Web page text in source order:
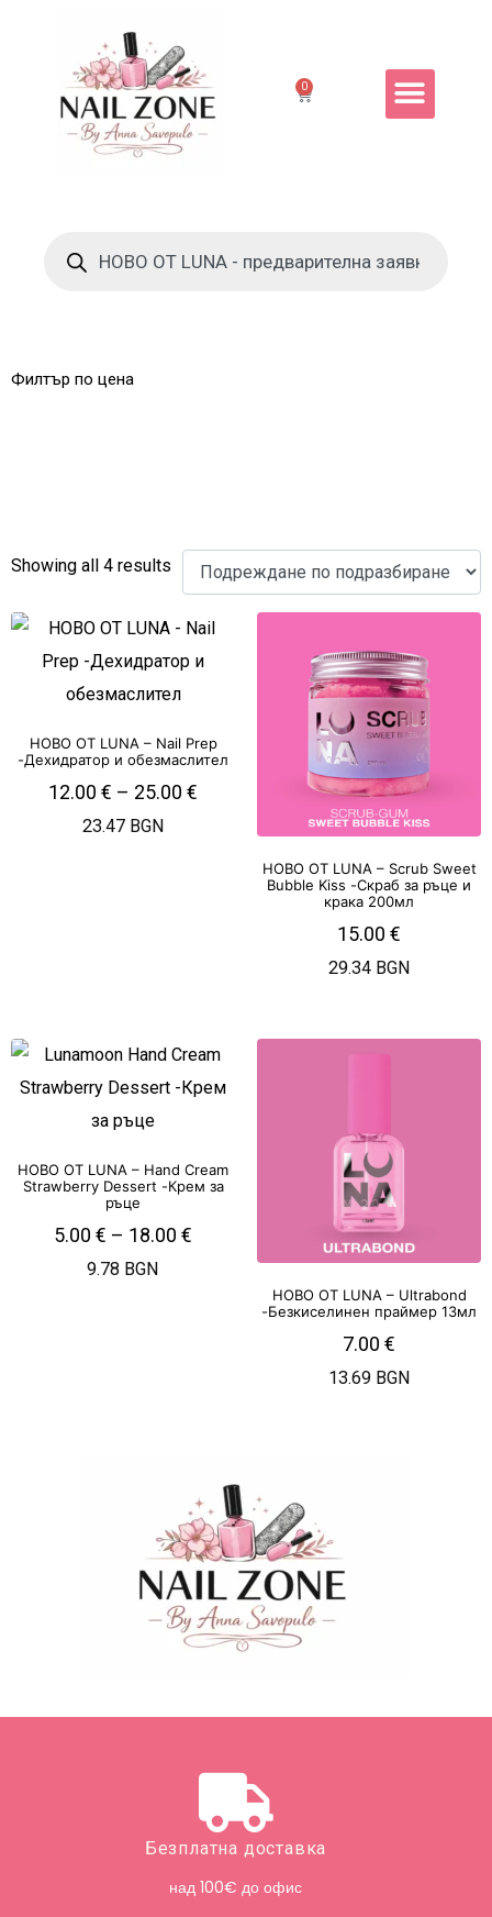
0
Филтър по цена
Showing all 4 results
НОВО ОТ LUNA – Nail Prep
-Дехидратор и обезмаслител
12.00 € – 25.00 €
23.47 BGN
НОВО ОТ LUNA – Scrub Sweet
Bubble Kiss -Скраб за ръце и
крака 200мл
15.00 €
29.34 BGN
НОВО ОТ LUNA – Hand Cream
Strawberry Dessert -Крем за
ръце
5.00 € – 18.00 €
9.78 BGN
НОВО ОТ LUNA – Ultrabond
-Безкиселинен праймер 13мл
7.00 €
13.69 BGN
Безплатна доставка
над 100€ до офис